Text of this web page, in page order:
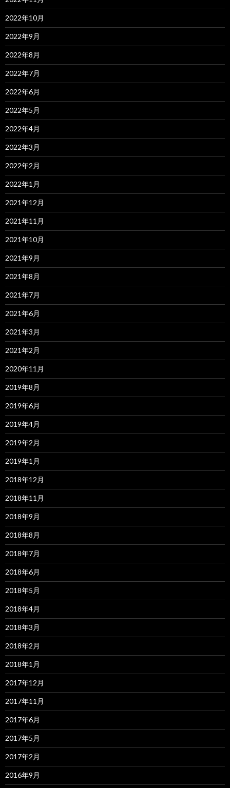
2022年10月
2022年9月
2022年8月
2022年7月
2022年6月
2022年5月
2022年4月
2022年3月
2022年2月
2022年1月
2021年12月
2021年11月
2021年10月
2021年9月
2021年8月
2021年7月
2021年6月
2021年3月
2021年2月
2020年11月
2019年8月
2019年6月
2019年4月
2019年2月
2019年1月
2018年12月
2018年11月
2018年9月
2018年8月
2018年7月
2018年6月
2018年5月
2018年4月
2018年3月
2018年2月
2018年1月
2017年12月
2017年11月
2017年6月
2017年5月
2017年2月
2016年9月